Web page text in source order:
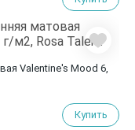
Valentine's Mood 6,
Купить